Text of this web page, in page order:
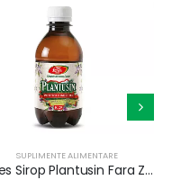
SUPLIMENTE ALIMENTARE
Fares Sirop Plantusin Fara Zahar R29 250ml